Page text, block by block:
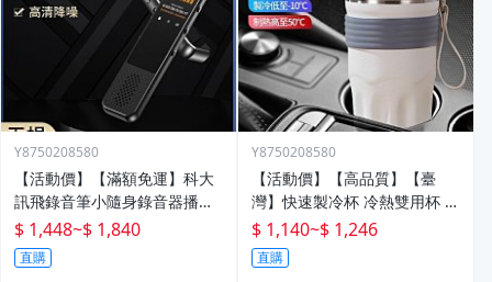
Y8750208580
【活動價】【滿額免運】科大
訊飛錄音筆小隨身錄音器播放
器設備神器專業高清降噪轉文
字超
$ 1,448~$ 1,840
直購
Y8750208580
【活動價】【高品質】【臺
灣】快速製冷杯 冷熱雙用杯 保
溫杯 辦公室水杯 保冰杯 製冷
水杯 車載水杯 充電水杯 恆溫
杯 半
$ 1,140~$ 1,246
直購